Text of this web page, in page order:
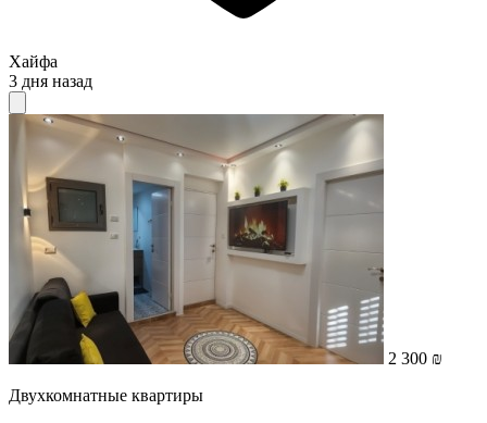
Хайфа
3 дня назад
2 300 ₪
Двухкомнатные квартиры